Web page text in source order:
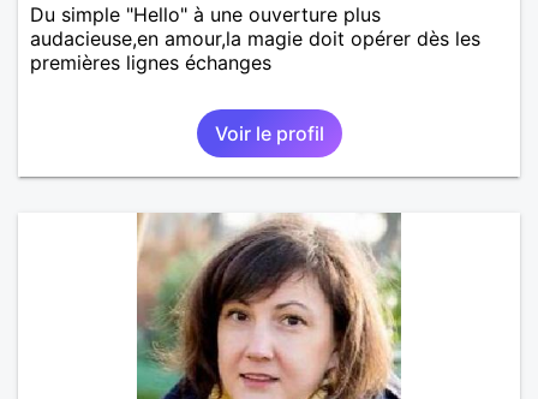
Du simple "Hello" à une ouverture plus
audacieuse,en amour,la magie doit opérer dès les
premières lignes échanges
Voir le profil